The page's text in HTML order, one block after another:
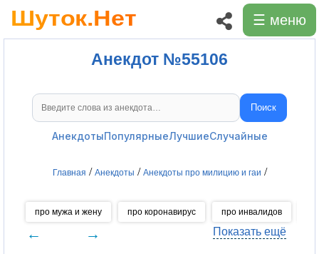
☰ меню
Анекдот №55106
Поиск анекдотов Поиск
АнекдотыПопулярныеЛучшиеСлучайные
Главная / Анекдоты / Анекдоты про милицию и гаи /
про мужа и жену про коронавирус про инвалидов
← → Показать ещё